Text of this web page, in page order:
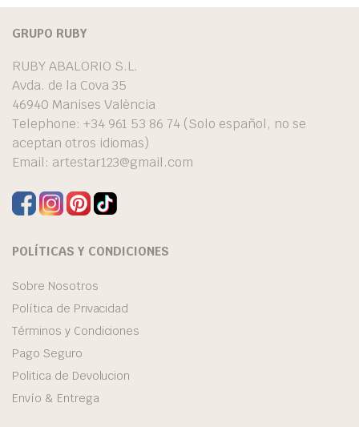
GRUPO RUBY
RUBY ABALORIO S.L.
Avda. de la Cova 35
46940 Manises València
Telephone: +34 961 53 86 74 (Solo español, no se
aceptan otros idiomas)
Email: artestar123@gmail.com
POLÍTICAS Y CONDICIONES
Sobre Nosotros
Política de Privacidad
Términos y Condiciones
Pago Seguro
Politica de Devolucion
Envío & Entrega